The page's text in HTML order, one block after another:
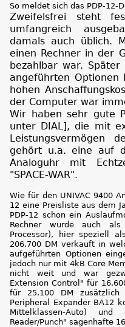
So meldet sich das PDP-12-
Zweifelsfrei steht
umfangreich
damals auch üblich.
einen Rechner in der
bezahlbar war. Später
angeführten Optionen
hohen
der Computer war
Wir haben sehr gute
unter DIAL], die mit
Leistungsvermögen
gehört u.a. eine auf
Analoguhr mit
"SPACE-WAR".
Wie für den UNIVAC 9400
12 eine Preisliste aus dem
PDP-12 schon ein
Rechner wurde auch als
Processor), hier speziell
206.700 DM verkauft in
aufgeführten Optionen
jedoch nur mit 4kB Core
nicht weit und war
Extension Control" für
für 25.100 DM zusätzlich
Peripheral Expander BA12
Mittelklassen-Auto)
Reader/Punch" sagenhafte